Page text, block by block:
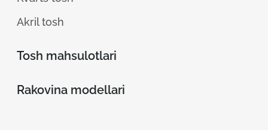
smolalari va pigmentlardan tayyorlanadi. U yuqori
issiqlikka bardoshliligi bilan ajralib turadi.
Akril tosh esa alyuminiy trigidrat, akril smolalari va
Akril tosh
Tosh mahsulotlari
Rakovina modellari